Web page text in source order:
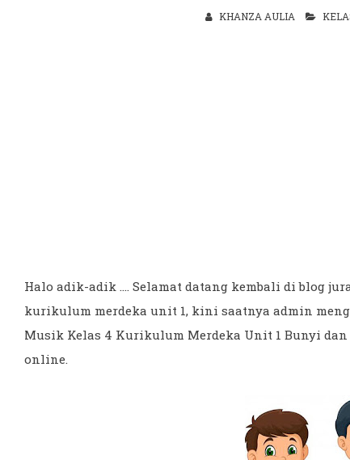
KHANZA AULIA
Halo adik-adik .... Selamat datang kembali di blog
kurikulum merdeka unit 1, kini saatnya admin
Musik Kelas 4 Kurikulum Merdeka Unit 1 Bunyi
online.